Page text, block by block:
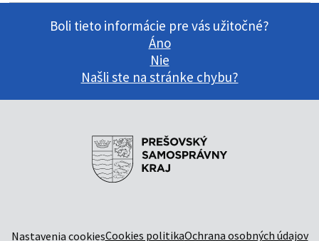
Boli tieto informácie pre vás užitočné?
Áno
Nie
Našli ste na stránke chybu?
Nastavenia cookiesCookies politikaOchrana osobných údajov